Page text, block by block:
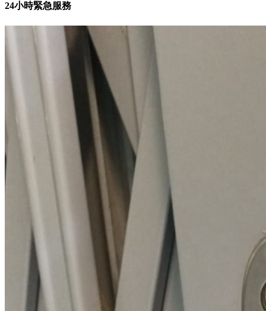
24小時緊急服務